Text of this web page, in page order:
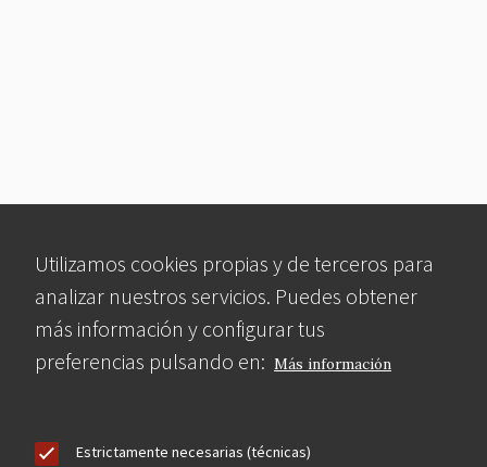
Utilizamos cookies propias y de terceros para
analizar nuestros servicios. Puedes obtener
más información y configurar tus
preferencias pulsando en: Más información
Estrictamente necesarias (técnicas)